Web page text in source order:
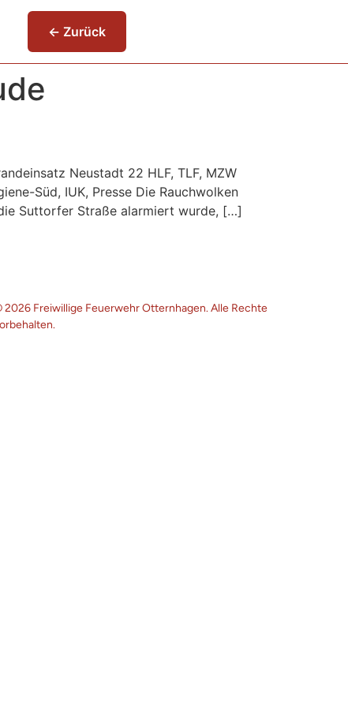
← Zurück
Neustadt 22 HLF, TLF, MZW
Süd, IUK, Presse Die Rauchwolken
Suttorfer Straße alarmiert wurde, […]
2026 Freiwillige Feuerwehr Otternhagen. Alle Rechte